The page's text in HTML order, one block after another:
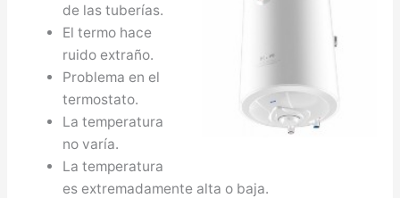
de las tuberías.
El termo hace
ruido extraño.
Problema en el
termostato.
La temperatura
no varía.
La temperatura
es extremadamente alta o baja.